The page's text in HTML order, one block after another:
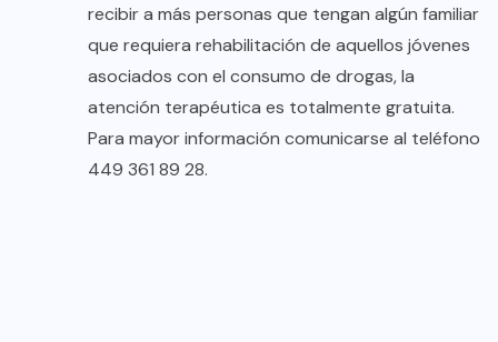
recibir a más personas que tengan algún familiar
que requiera rehabilitación de aquellos jóvenes
asociados con el consumo de drogas, la
atención terapéutica es totalmente gratuita.
Para mayor información comunicarse al teléfono
449 361 89 28.